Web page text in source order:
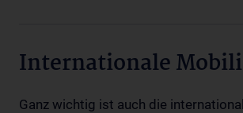
Internationale
Ganz wichtig ist auch die